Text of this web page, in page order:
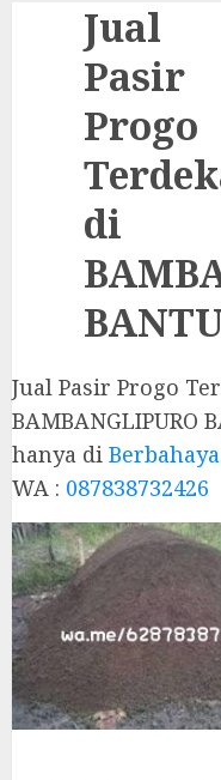
Jual
Pasir
Progo
di
Jual Pasir Progo
BAMBANGLIPURO
hanya di
WA : 087838732426